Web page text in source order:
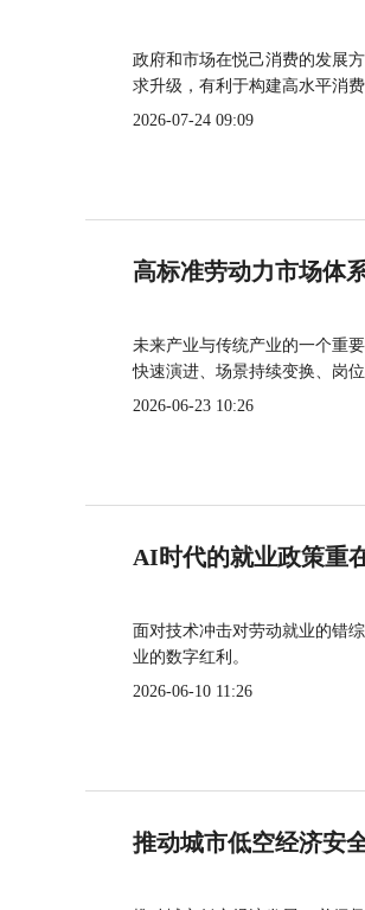
政府和市场在悦己消费的发展
求升级，有利于构建高水平消
2026-07-24 09:09
高标准劳动力市场体
未来产业与传统产业的一个重
快速演进、场景持续变换、岗
2026-06-23 10:26
AI时代的就业政策重
面对技术冲击对劳动就业的错
业的数字红利。
2026-06-10 11:26
推动城市低空经济安